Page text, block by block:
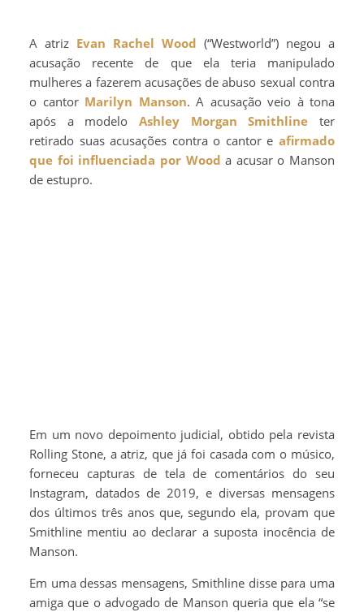
A atriz Evan Rachel Wood (“Westworld”) negou a
acusação recente de que ela teria manipulado
mulheres a fazerem acusações de abuso sexual contra
o cantor Marilyn Manson. A acusação veio à tona
após a modelo Ashley Morgan Smithline ter
retirado suas acusações contra o cantor e afirmado
que foi influenciada por Wood a acusar o Manson
de estupro.
Em um novo depoimento judicial, obtido pela revista
Rolling Stone, a atriz, que já foi casada com o músico,
forneceu capturas de tela de comentários do seu
Instagram, datados de 2019, e diversas mensagens
dos últimos três anos que, segundo ela, provam que
Smithline mentiu ao declarar a suposta inocência de
Manson.
Em uma dessas mensagens, Smithline disse para uma
amiga que o advogado de Manson queria que ela “se